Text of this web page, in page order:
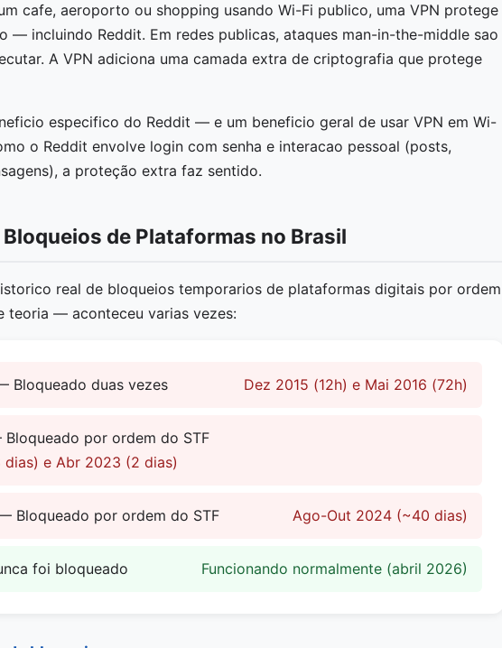
cafe, aeroporto ou shopping usando Wi-Fi publico, uma VPN protege
— incluindo Reddit. Em redes publicas, ataques man-in-the-middle sao
A VPN adiciona uma camada extra de criptografia que protege
especifico do Reddit — e um beneficio geral de usar VPN em Wi-
o Reddit envolve login com senha e interacao pessoal (posts,
a proteção extra faz sentido.
de Plataformas no Brasil
real de bloqueios temporarios de plataformas digitais por ordem
teoria — aconteceu varias vezes:
Bloqueado duas vezes Dez 2015 (12h) e Mai 2016 (72h)
por ordem do STF
e Abr 2023 (2 dias)
Bloqueado por ordem do STF Ago-Out 2024 (~40 dias)
foi bloqueado Funcionando normalmente (abril 2026)